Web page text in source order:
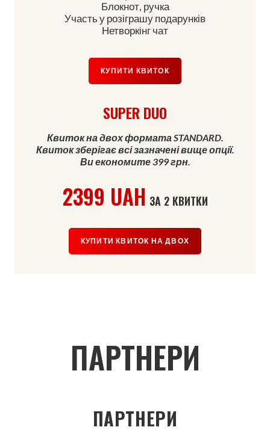
Блокнот, ручка
Участь у розіграшу подарунків
Нетворкінг чат
КУПИТИ КВИТОК
SUPER DUO
Квиток на двох формата STANDARD.
Квиток зберігає всі зазначені вище опції.
Ви економите 399 грн.
2399 UAH ЗА 2 КВИТКИ
КУПИТИ КВИТОК НА ДВОХ
ПАРТНЕРИ
ПАРТНЕРИ